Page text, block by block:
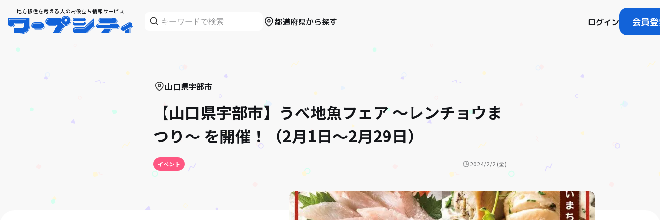
地方移住を考える人のお役立ち情報サービス
都道府県から探す ログイン 会員
山口県宇部市
【山口県宇部市】うべ地魚フェア ～レンチョウま
つり～ を開催！（2月1日～2月29日）
イベント 2024/2/2 (金)